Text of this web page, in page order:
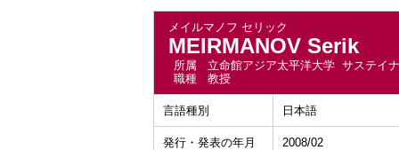
メイルマノフ セリック
MEIRMANOV Serik
所属
立命館アジア太平洋大学 サステイ
職種
教授
言語種別 日本語
発行・発表の年月 2008/02